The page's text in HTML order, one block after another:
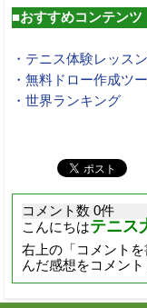
■おすすめコンテンツ
・テニス体験レッス
・無料ドロー作成ツ
・世界ランキング
コメント数 0件
こんにちはテニス
右上の「コメント
んだ感想をコメント